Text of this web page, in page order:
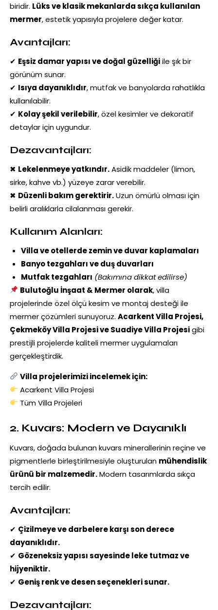
biridir. Lüks ve klasik mekanlarda sıkça kullanılan
mermer, estetik yapısıyla projelere değer katar.
Avantajları:
✔ Eşsiz damar yapısı ve doğal güzelliğiile şık bir
görünüm sunar.
✔ Isıya dayanıklıdır, mutfak ve banyolarda rahatlıkla
kullanılabilir.
✔ Kolay şekil verilebilir, özel kesimler ve dekoratif
detaylar için uygundur.
Dezavantajları:
✖ Lekelenmeye yatkındır.Asidik maddeler (limon,
sirke, kahve vb.) yüzeye zarar verebilir.
✖ Düzenli bakım gerektirir.Uzun ömürlü olması için
belirli aralıklarla cilalanması gerekir.
Kullanım Alanları:
Villa ve otellerde zemin ve duvar kaplamaları
Banyo tezgahları ve duş duvarları
Mutfak tezgahları (Bakımına dikkat edilirse)
Bulutoğlu İnşaat & Mermer olarak, villa
projelerinde özel ölçü kesim ve montaj desteği ile
mermer çözümleri sunuyoruz. Acarkent Villa Projesi,
Çekmeköy Villa Projesi ve Suadiye Villa Projesigibi
prestijli projelerde kaliteli mermer uygulamaları
gerçekleştirdik.
Villa projelerimizi incelemek için:
Acarkent Villa Projesi
Tüm Villa Projeleri
2. Kuvars: Modern ve Dayanıklı
Kuvars, doğada bulunan kuvars minerallerinin reçine ve
pigmentlerle birleştirilmesiyle oluşturulan mühendislik
ürünü bir malzemedir.Modern tasarımlarda sıkça
tercih edilir.
Avantajları:
✔ Çizilmeye ve darbelere karşı son derece
dayanıklıdır.
✔ Gözeneksiz yapısı sayesinde leke tutmaz ve
hijyeniktir.
✔ Geniş renk ve desen seçenekleri sunar.
Dezavantajları: